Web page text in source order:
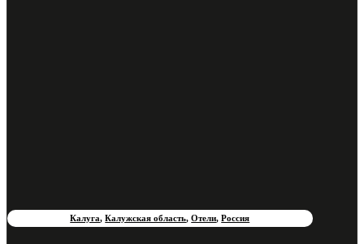
Калуга,Калужская область,Отели,Россия